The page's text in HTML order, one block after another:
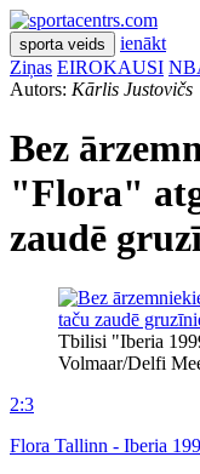
sporta veids
ienākt
Ziņas EIROKAUSI
Autors: Kārlis Justovičs
Bez
"Flora"
zaudē
Tbilisi "Iberia
Volmaar/Delfi
2:3
Flora Tallinn - Iberia